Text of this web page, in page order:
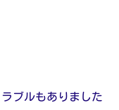
ブルもありました